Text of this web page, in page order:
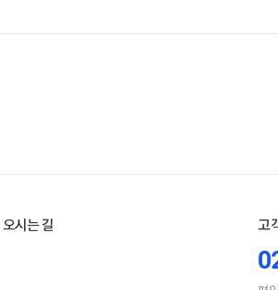
오시는 길 고